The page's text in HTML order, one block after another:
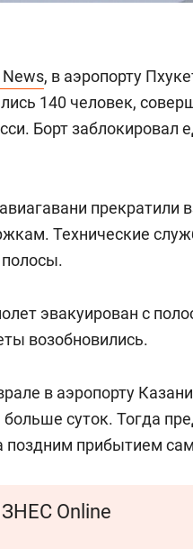
News, в аэропорту
140 человек,
Борт заблокировал
прекратили
Технические
эвакуирован с
возобновились.
в аэропорту Казани
суток. Тогда
поздним прибытием
Online